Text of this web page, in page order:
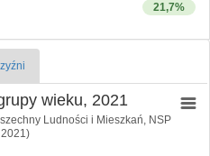
21,7%
wieku, 2021
Ludności i Mieszkań, NSP
2021)